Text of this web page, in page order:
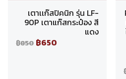
เตาเเก๊สปิคนิก รุ่น LF-
90P เตาแก๊สกระป๋อง สี
แดง
฿850 ฿650